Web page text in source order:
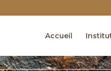
Accueil